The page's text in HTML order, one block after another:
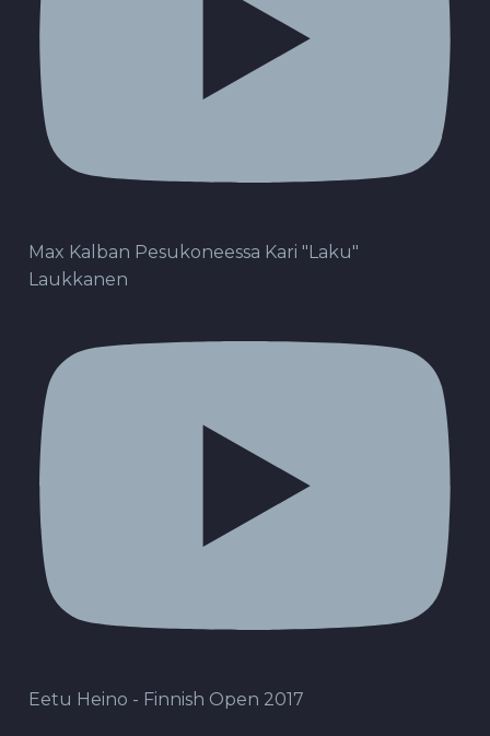
Max Kalban Pesukoneessa Kari "Laku"
Laukkanen
Eetu Heino - Finnish Open 2017